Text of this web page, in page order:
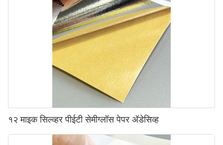
१२ माइक सिल्व्हर पीईटी सेमीग्लॉस पेपर अ‍ॅडेसिव्ह